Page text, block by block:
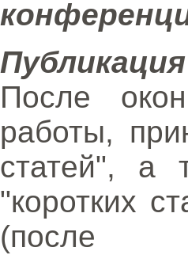
После
работы,
статей", а
"коротких
(после